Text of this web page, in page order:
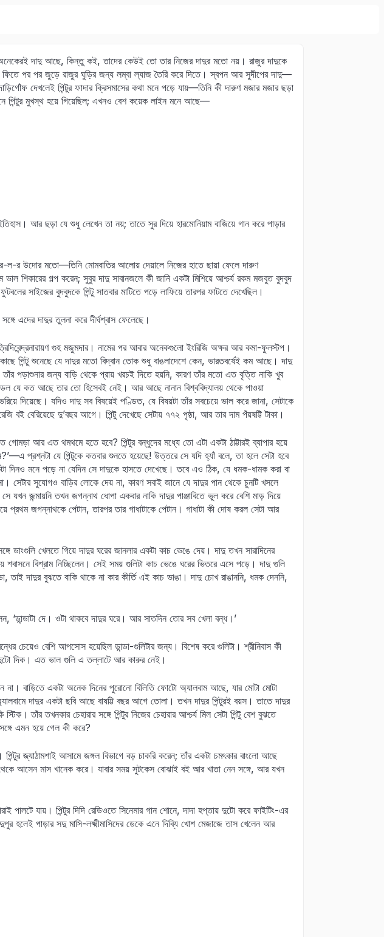
অনেকেরই দাদু আছে, কিন্তু কই, তাদের কেউই তো তার নিজের দাদুর মতো নয়। রাজুর দাদুকে
ফিতে পর পর জুড়ে রাজুর ঘুড়ির জন্য লম্বা ল্যাজ তৈরি করে দিতে। স্বপন আর সুদীপের দাদু—
দেখলেই পিন্টুর ফাদার ক্রিসমাসের কথা মনে পড়ে যায়—তিনি কী দারুণ মজার মজার ছড়া
পিন্টুর মুখস্থ হয়ে গিয়েছিল; এখনও বেশ কয়েক লাইন মনে আছে—
আর ছড়া যে শুধু লেখেন তা নয়; তাতে সুর দিয়ে হারমোনিয়াম বাজিয়ে গান করে পাড়ার
ল-র উদোর মতো—তিনি মোমবাতির আলোয় দেয়ালে নিজের হাতে ছায়া ফেলে দারুণ
ভাল শিকারের গল্প করেন; সুবুর দাদু সাবানজলে কী জানি একটা মিশিয়ে আশ্চর্য রকম মজবুত বুদবুদ
সাইজের বুদবুদকে পিন্টু সাতবার মাটিতে পড়ে লাফিয়ে তারপর ফাটতে দেখেছিল।
এদের দাদুর তুলনা করে দীর্ঘশ্বাস ফেলেছে।
গুহ মজুমদার। নামের পর আবার অনেকগুলো ইংরিজি অক্ষর আর কমা-ফুলস্টপ।
কাছে পিন্টু শুনেছে যে দাদুর মতো বিদ্বান তোক শুধু বাঙলাদেশে কেন, ভারতবর্ষেই কম আছে। দাদু
তাঁর পড়াশুনার জন্য বাড়ি থেকে প্রায় খরচই দিতে হয়নি, কারণ তাঁর মতো এত বৃত্তি নাকি খুব
যে কত আছে তার তো হিসেবই নেই। আর আছে নানান বিশ্ববিদ্যালয় থেকে পাওয়া
দিয়েছে। যদিও দাদু সব বিষয়েই পণ্ডিত, যে বিষয়টা তাঁর সবচেয়ে ভাল করে জানা, সেটাকে
বই বেরিয়েছে দু’বছর আগে। পিন্টু দেখেছে সেটায় ৭৭২ পৃষ্ঠা, আর তার দাম পঁয়ষট্টি টাকা।
আর এত থমথমে হতে হবে? পিন্টুর বন্ধুদের মধ্যে তো এটা একটা ঠাট্টারই ব্যাপার হয়ে
প্রশ্নটা যে পিন্টুকে কতবার শুনতে হয়েছে! উত্তরে সে যদি হ্যাঁ বলে, তা হলে সেটা হবে
দিনও মনে পড়ে না যেদিন সে দাদুকে হাসতে দেখেছে। তবে এও ঠিক, যে ধমক-ধামক করা বা
সেটার সুযোগও বাড়ির লোকে দেয় না, কারণ সবাই জানে যে দাদুর পান থেকে চুনটি খসলে
সে যখন জন্মায়নি তখন জগন্নাথ ধোপা একবার নাকি দাদুর পাঞ্জাবিতে ভুল করে বেশি মাড় দিয়ে
প্রথম জগন্নাথকে পেটান, তারপর তার গাধাটাকে পেটান। গাধাটা কী দোষ করল সেটা আর
সঙ্গে ডাংগুলি খেলতে গিয়ে দাদুর ঘরের জানলার একটা কাচ ভেঙে দেয়। দাদু তখন সারাদিনের
শবাসনে বিশ্রাম নিচ্ছিলেন। সেই সময় গুলিটা কাচ ভেঙে ঘরের ভিতরে এসে পড়ে। দাদু গুলি
তাই দাদুর বুঝতে বাকি থাকে না কার কীর্তি এই কাচ ভাঙা। দাদু চোখ রাঙাননি, ধমক দেননি,
‘ডান্ডাটা দে। ওটা থাকবে দাদুর ঘরে। আর সাতদিন তোর সব খেলা বন্ধ।’
চেয়েও বেশি আপসোস হয়েছিল ডান্ডা-গুলিটার জন্য। বিশেষ করে গুলিটা। শ্রীনিবাস কী
দুটো দিক। এত ভাল গুলি এ তল্লাটে আর কারুর নেই।
না। বাড়িতে একটা অনেক দিনের পুরোনো বিলিতি ফোটো অ্যালবাম আছে, যার মোটা মোটা
দাদুর একটা ছবি আছে বাষট্টি বছর আগে তোলা। তখন দাদুর পিন্টুরই বয়স। তাতে দাদুর
তাঁর তখনকার চেহারার সঙ্গে পিন্টুর নিজের চেহারার আশ্চর্য মিল সেটা পিন্টু বেশ বুঝতে
সঙ্গে এমন হয়ে গেল কী করে?
পিন্টুর জ্যাঠামশাই আসামে জঙ্গল বিভাগে বড় চাকরি করেন; তাঁর একটা চমৎকার বাংলো আছে
থেকে আসেন মাস খানেক করে। যাবার সময় সুটকেস বোঝাই বই আর খাতা নেন সঙ্গে, আর যখন
পালটে যায়। পিন্টুর দিদি রেডিওতে সিনেমার গান শোনে, দাদা হপ্তায় দুটো করে ফাইটিং-এর
হলেই পাড়ার সদু মাসি-লক্ষ্মীমাসিদের ডেকে এনে দিব্যি খোশ মেজাজে তাস খেলেন আর
up
your password?